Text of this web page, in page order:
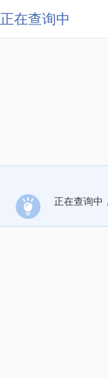
正在查询中
正在查询中